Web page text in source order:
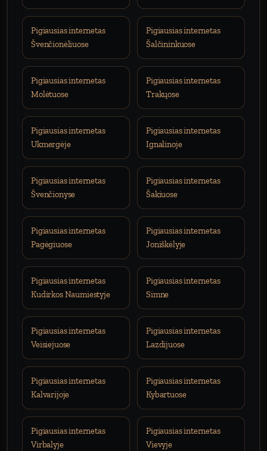
Pigiausias internetas
Švenčionėliuose
Pigiausias internetas
Šalčininkuose
Pigiausias internetas
Molėtuose
Pigiausias internetas
Trakųose
Pigiausias internetas
Ukmergėje
Pigiausias internetas
Ignalinoje
Pigiausias internetas
Švenčionyse
Pigiausias internetas
Šakiuose
Pigiausias internetas
Pagėgiuose
Pigiausias internetas
Joniškėlyje
Pigiausias internetas
Kudirkos Naumiestyje
Pigiausias internetas
Simne
Pigiausias internetas
Veisiejuose
Pigiausias internetas
Lazdijuose
Pigiausias internetas
Kalvarijoje
Pigiausias internetas
Kybartuose
Pigiausias internetas
Virbalyje
Pigiausias internetas
Vievyje